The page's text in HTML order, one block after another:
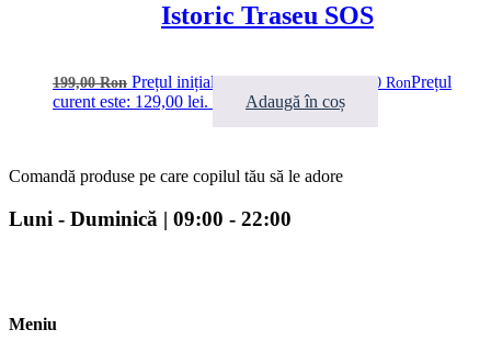
Istoric Traseu SOS
199,00Ron Prețul inițial a fost: 199,00 lei. 129,00 RonPrețul
curent este: 129,00 lei.
Adaugă în coș
Comandă produse pe care copilul tău să le adore
Luni - Duminică | 09:00 - 22:00
Meniu